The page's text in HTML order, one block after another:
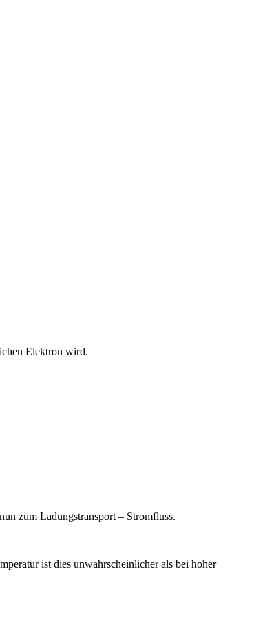
Elektron wird.
zum Ladungstransport – Stromfluss.
ist dies unwahrscheinlicher als bei hoher